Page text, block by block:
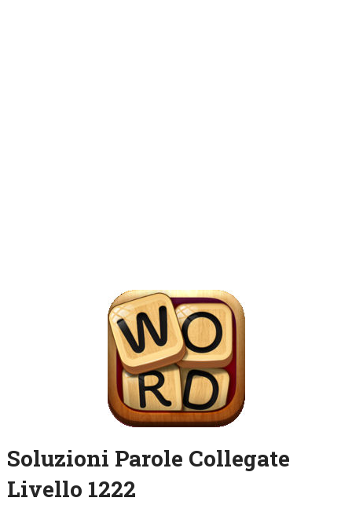
Soluzioni Parole Collegate
Livello 1222